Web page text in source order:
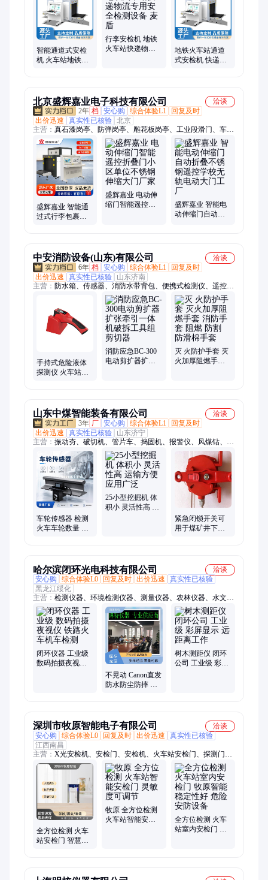
智能通道式安检
机 火车站地铁场
行李安检机 地铁
火车站快递物流
地铁火车站通道
式安检机 快递包
北京盛辉嘉业电子科技有限公司
洽谈
2年 档 安心购 综合体验L1
回复及时
出价迅速
真实性已核验 北京
主营： 真石漆岗亭、防弹岗亭、雕花板岗亭、工业段滑门、车牌
识别 道闸、钢结构岗亭、吸烟亭、垃圾房、治安岗亭、不锈钢
岗亭、户外移动厕所、志愿者服务亭、岗台、礼宾岗亭、集装
箱、伸缩门、人行闸机、升降柱、拒马、电动翻板、安检门、安
检机、测速仪、道闸雷达
盛辉嘉业 智能通
过式行李包裹检
盛辉嘉业 电动伸
缩门智能遥控折
盛辉嘉业 智能电
动伸缩门自动折
中安消防设备(山东)有限公司
洽谈
6年 档 安心购 综合体验L1
回复及时
出价迅速
真实性已核验
山东济南
主营： 防水箱、传感器、消防水带背包、便携式检测仪、遥控升
手持式危险液体
探测仪 火车站地
消防应急BC-300
电动剪扩器扩张
灭 火防护手套 灭
火加厚阻燃手套
山东中煤智能装备有限公司
洽谈
3年 厂 安心购 综合体验L1
回复及时
出价迅速
真实性已核验
山东济宁
主营： 振动夯、破切机、管片车、捣固机、报警仪、风煤钻、风
筒布、三用阀、减速机、电机车、除雪机、铁水包、振动器、磨
轨机、凿毛机、道口板、充气胎、行走轮、封孔器、介质粉、测
定仪、传感器、泥浆泵、岔机芯、校正仪
车轮传感器 检测
火车车轮数量 实
25小型挖掘机 体
积小 灵活性高 运
紧急闭锁开关可
用于煤矿井下有
哈尔滨闭环光电科技有限公司
洽谈
安心购
综合体验L0 回复及时 出价迅速
真实性已核验
黑龙江绥化
主营： 检测仪器、环境检测仪器、测量仪器、农林仪器、水文气
象仪器
闭环仪器 工业级
数码拍摄夜视仪
不晃动 Canon直发
防水防尘防摔 防
树木测距仪 闭环
公司 工业级 彩屏
深圳市牧原智能电子有限公司
洽谈
安心购
综合体验L0 回复及时 出价迅速
真实性已核验
江西南昌
主营： X光安检机、安检门、安检机、火车站安检门、探测门、
手机探测门、行李包裹安检仪、金属探测器、金属安检门、测温
全方位检测 火车
站安检门 智慧牧
牧原 全方位检测
火车站智能安检
全方位检测 火车
站室内安检门 牧